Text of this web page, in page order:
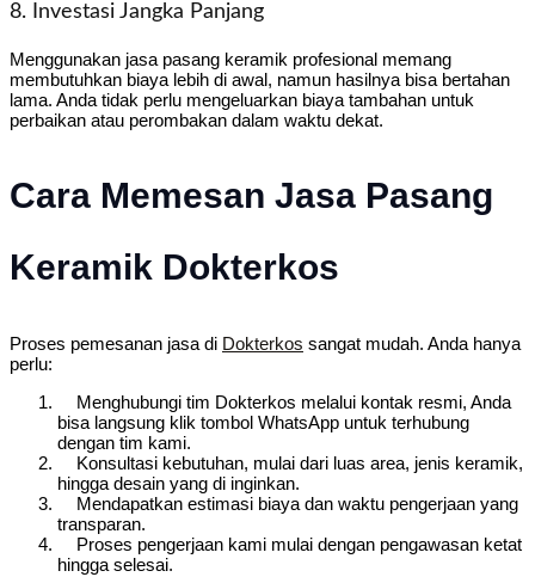
8. Investasi Jangka Panjang
Menggunakan jasa pasang keramik profesional memang
membutuhkan biaya lebih di awal, namun hasilnya bisa bertahan
lama. Anda tidak perlu mengeluarkan biaya tambahan untuk
perbaikan atau perombakan dalam waktu dekat.
Cara Memesan Jasa Pasang
Keramik Dokterkos
Proses pemesanan jasa di Dokterkos sangat mudah. Anda hanya
perlu:
Menghubungi tim Dokterkos melalui kontak resmi, Anda
bisa langsung klik tombol WhatsApp untuk terhubung
dengan tim kami.
Konsultasi kebutuhan, mulai dari luas area, jenis keramik,
hingga desain yang di inginkan.
Mendapatkan estimasi biaya dan waktu pengerjaan yang
transparan.
Proses pengerjaan kami mulai dengan pengawasan ketat
hingga selesai.